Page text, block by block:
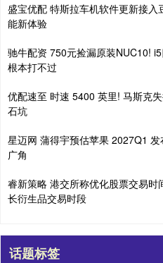
盛宝优配 特斯拉车机软件更新接
能新体验
驰牛配资 750元捡漏原装NUC10!
根本打不过
优配速至 时速 5400 英里! 马斯克
石坑
星迈网 蒲得宇预估苹果 2027Q1
广角
睿新策略 港交所称优化股票交易
长衍生品交易时段
话题标签